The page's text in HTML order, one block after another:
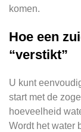
komen.
Hoe een
“verstikt”
U kunt
start met de
hoeveelheid
Wordt het water